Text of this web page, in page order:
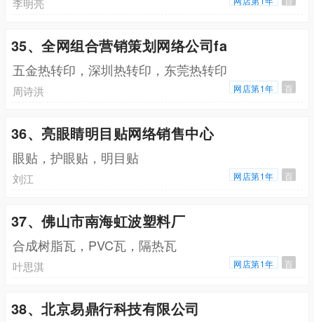
李明亮
35、全网组合营销策划网络公司fa
五金热转印，深圳热转印，东莞热转印
周诗洪 网店第1年 百
36、亮眼睛明目贴网络销售中心
眼贴，护眼贴，明目贴
刘江 网店第1年 百
37、佛山市南海虹波塑料厂
合成树脂瓦，PVC瓦，隔热瓦
叶思淇 网店第1年 百
38、北京易鼎行科技有限公司